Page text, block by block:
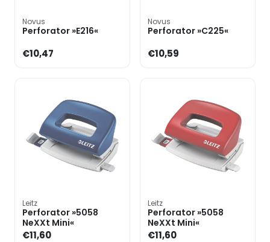
Novus
Perforator »E216«
€10,47
Novus
Perforator »C225«
€10,59
Leitz
Perforator »5058
NeXXt Mini«
€11,60
Leitz
Perforator »5058
NeXXt Mini«
€11,60